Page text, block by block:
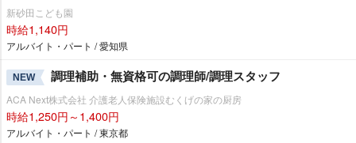
新砂田こども園
時給1,140円
アルバイト・パート / 愛知県
NEW 調理補助・無資格可の調理師/調理スタッフ
ACA Next株式会社 介護老人保険施設むくげの家の厨房
時給1,250円～1,400円
アルバイト・パート / 東京都